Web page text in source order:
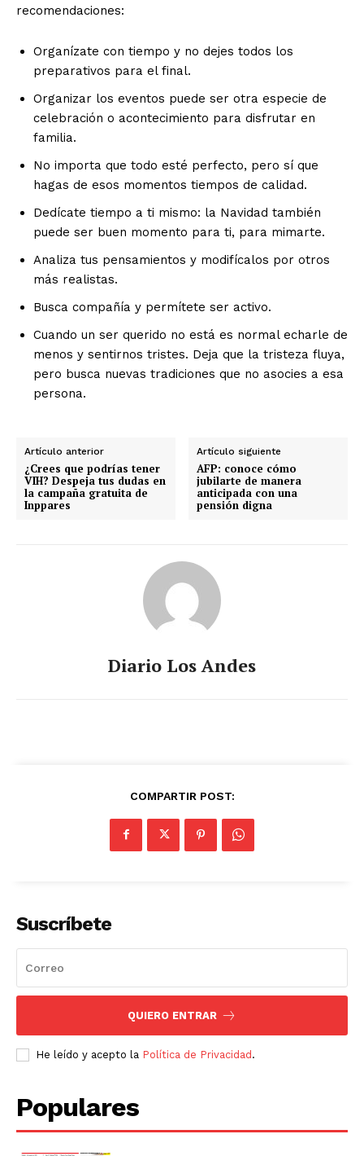
recomendaciones:
Organízate con tiempo y no dejes todos los
preparativos para el final.
Organizar los eventos puede ser otra especie de
celebración o acontecimiento para disfrutar en
familia.
No importa que todo esté perfecto, pero sí que
hagas de esos momentos tiempos de calidad.
Dedícate tiempo a ti mismo: la Navidad también
puede ser buen momento para ti, para mimarte.
Analiza tus pensamientos y modifícalos por otros
más realistas.
Busca compañía y permítete ser activo.
Cuando un ser querido no está es normal echarle de
menos y sentirnos tristes. Deja que la tristeza fluya,
pero busca nuevas tradiciones que no asocies a esa
persona.
Artículo anterior
¿Crees que podrías tener
VIH? Despeja tus dudas en
la campaña gratuita de
Inppares
Artículo siguiente
AFP: conoce cómo
jubilarte de manera
anticipada con una
pensión digna
Diario Los Andes
COMPARTIR POST:
Suscríbete
QUIERO ENTRAR
He leído y acepto la Política de Privacidad.
Populares